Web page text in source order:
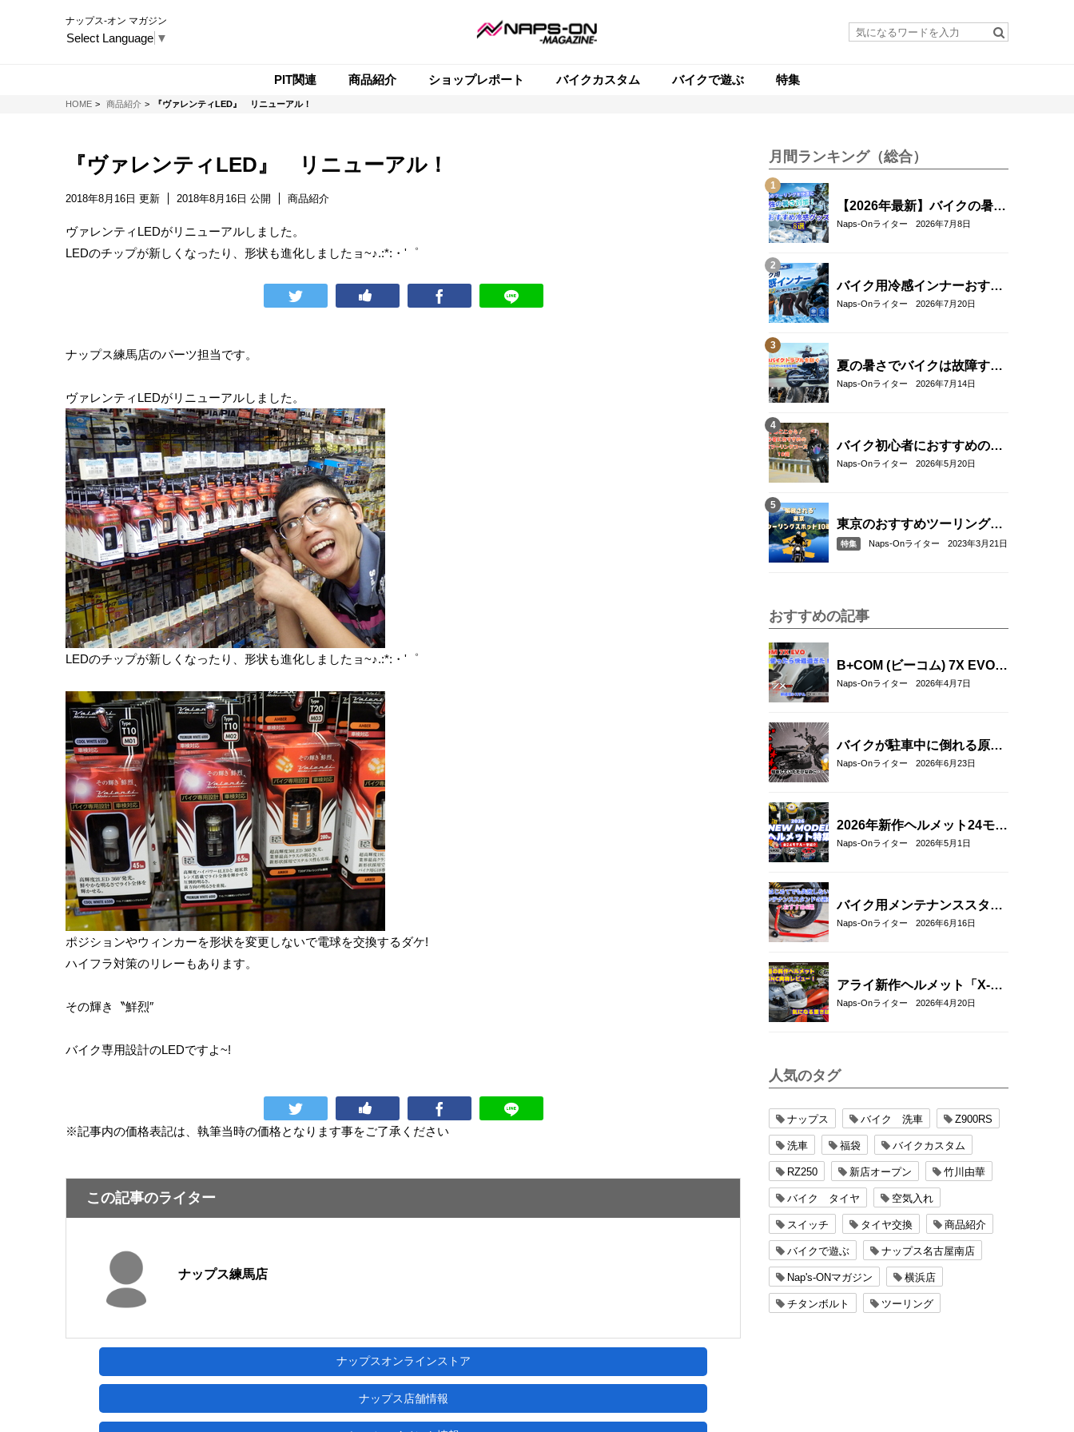
ナップス-オン マガジン
Select Language ▼
PIT関連 商品紹介 ショップレポート バイクカスタム バイクで遊ぶ 特集
HOMENAPS-ON マガジン
商品紹介 『ヴァレンティLED』 リニューアル！
『ヴァレンティLED』 リニューアル！
2018年8月16日 更新 2018年8月16日 公開 商品紹介
ヴァレンティLEDがリニューアルしました。
LEDのチップが新しくなったり、形状も進化しましたョ~♪.:*:・'゜
ナップス練馬店のパーツ担当です。
ヴァレンティLEDがリニューアルしました。
LEDのチップが新しくなったり、形状も進化しましたョ~♪.:*:・'゜
ポジションやウィンカーを形状を変更しないで電球を交換するダケ!
ハイフラ対策のリレーもあります。
その輝き〝鮮烈″
バイク専用設計のLEDですよ~!
※記事内の価格表記は、執筆当時の価格となります事をご了承ください
この記事のライター
ナップス練馬店
ナップスオンラインストア
ナップス店舗情報
月間ランキング（総合）
【2026年最新】バイクの暑さ
対策・冷感グッズおすすめ8
Naps-Onライター 2026年7月8日
バイク用冷感インナーおすす
め22選！夏のツーリングを快
Naps-Onライター 2026年7月20日
夏の暑さでバイクは故障す
る？起こりやすいトラブルと
Naps-Onライター 2026年7月14日
バイク初心者におすすめの関
東近郊ツーリングコース10選
Naps-Onライター 2026年5月20日
東京のおすすめツーリングス
ポット10選
特集 Naps-Onライター 2023年3月21日
おすすめの記事
B+COM (ビーコム) 7X EVOを
実際に使ってみた！新通信方
Naps-Onライター 2026年4月7日
バイクが駐車中に倒れる原因
と対策5選｜転倒防止テクニ
Naps-Onライター 2026年6月23日
2026年新作ヘルメット24モデ
ル一挙紹介！アラ
Naps-Onライター 2026年5月1日
バイク用メンテナンススタン
ドの選び方とおすすめ6選｜
Naps-Onライター 2026年6月16日
アライ新作ヘルメット「X-
SNC」を実物レビュー｜重
Naps-Onライター 2026年4月20日
人気のタグ
ナップス バイク 洗車 Z900RS
洗車 福袋 バイクカスタム
RZ250 新店オープン 竹川由華
バイク タイヤ 空気入れ
スイッチ タイヤ交換 商品紹介
バイクで遊ぶ ナップス名古屋南店
Nap's-ONマガジン 横浜店
チタンボルト ツーリング